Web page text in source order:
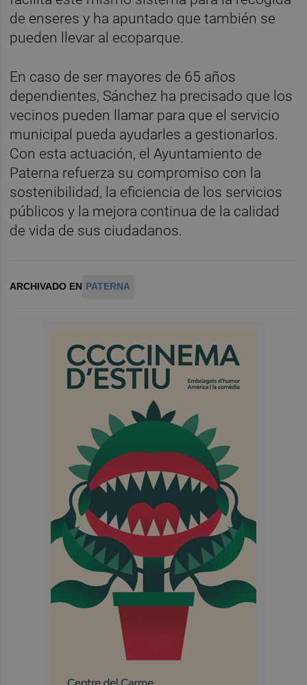
de enseres y ha apuntado que también se
pueden llevar al ecoparque.
En caso de ser mayores de 65 años
dependientes, Sánchez ha precisado que los
vecinos pueden llamar para que el servicio
municipal pueda ayudarles a gestionarlos.
Con esta actuación, el Ayuntamiento de
Paterna refuerza su compromiso con la
sostenibilidad, la eficiencia de los servicios
públicos y la mejora continua de la calidad
de vida de sus ciudadanos.
ARCHIVADO EN PATERNA